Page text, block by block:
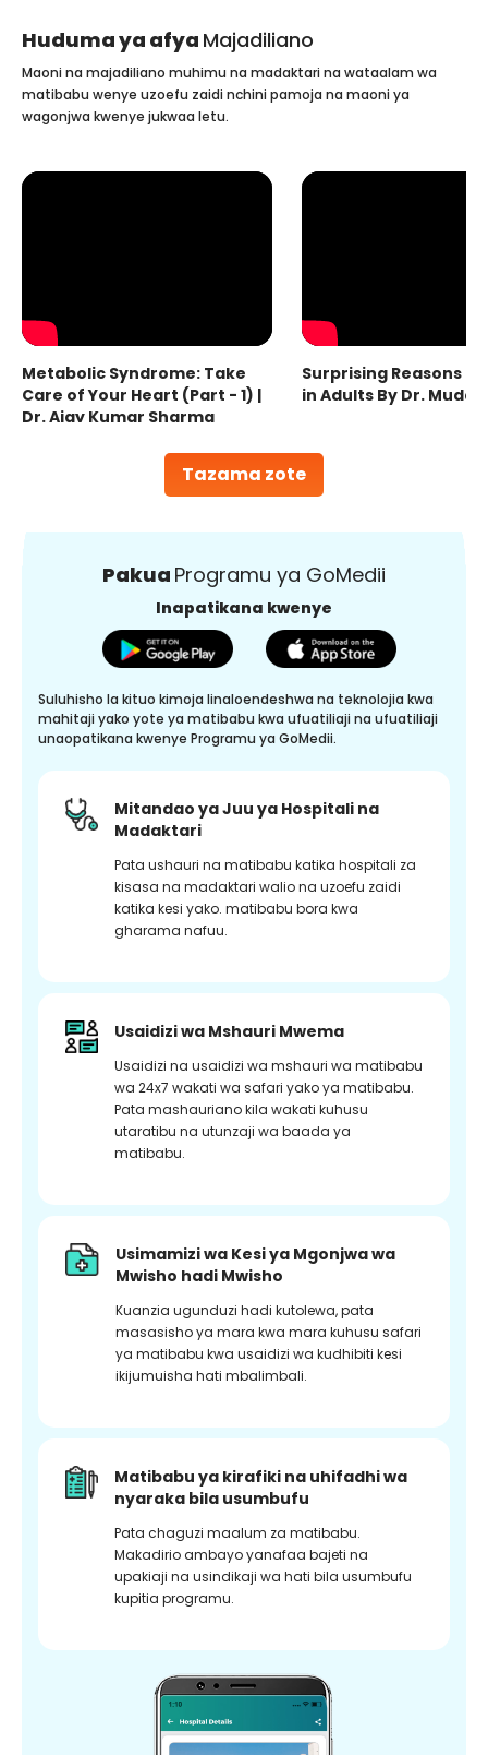
Huduma ya afya Majadiliano
Tazama zote
Maoni na majadiliano muhimu na madaktari na wataalam wa
matibabu wenye uzoefu zaidi nchini pamoja na maoni ya
wagonjwa kwenye jukwaa letu.
Metabolic Syndrome: Take
Care of Your Heart (Part - 1) |
Dr. Ajay Kumar Sharma
Surprising Reasons
in Adults By Dr.
Pakua Programu ya GoMedii
Inapatikana kwenye
Suluhisho la kituo kimoja linaloendeshwa na teknolojia kwa
mahitaji yako yote ya matibabu kwa ufuatiliaji na ufuatiliaji
unaopatikana kwenye Programu ya GoMedii.
Mitandao ya Juu ya Hospitali na
Madaktari
Pata ushauri na matibabu katika hospitali za
kisasa na madaktari walio na uzoefu zaidi
katika kesi yako. matibabu bora kwa
gharama nafuu.
Usaidizi wa Mshauri Mwema
Usaidizi na usaidizi wa mshauri wa matibabu
wa 24x7 wakati wa safari yako ya matibabu.
Pata mashauriano kila wakati kuhusu
utaratibu na utunzaji wa baada ya
matibabu.
Usimamizi wa Kesi ya Mgonjwa wa
Mwisho hadi Mwisho
Kuanzia ugunduzi hadi kutolewa, pata
masasisho ya mara kwa mara kuhusu safari
ya matibabu kwa usaidizi wa kudhibiti kesi
ikijumuisha hati mbalimbali.
Matibabu ya kirafiki na uhifadhi wa
nyaraka bila usumbufu
Pata chaguzi maalum za matibabu.
Makadirio ambayo yanafaa bajeti na
upakiaji na usindikaji wa hati bila usumbufu
kupitia programu.